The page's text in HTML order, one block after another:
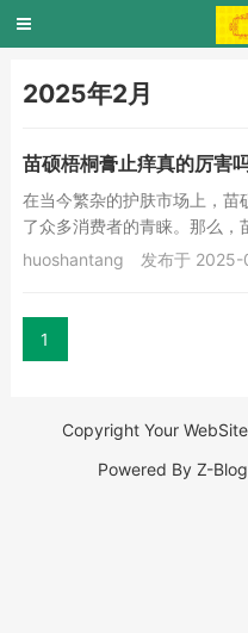
2025年2月
苗硕梧桐膏止痒真的厉害
在当今繁杂的护肤市场上，苗
了众多消费者的青睐。那么
从多个方面进行阐述。梧桐鼻
huoshantang 发布于
1
Copyright Your
Powered By Z-